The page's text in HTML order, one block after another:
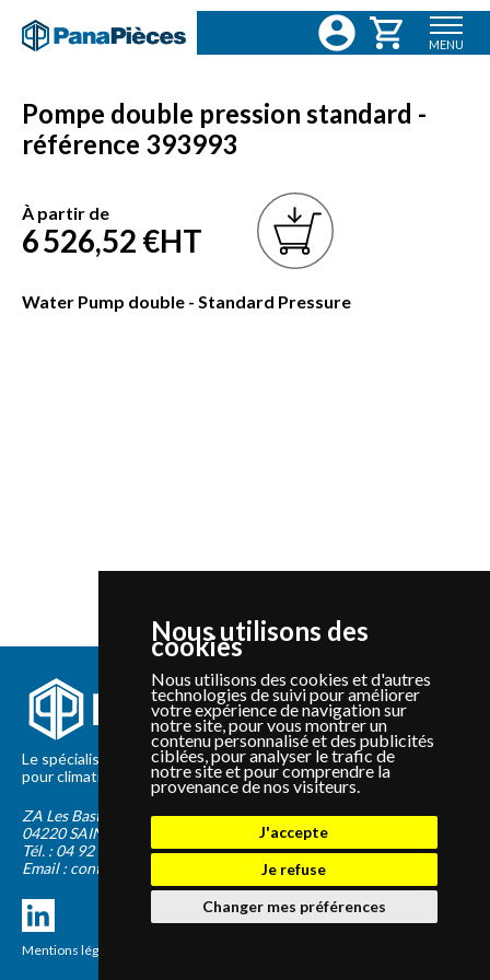
Nous utilisons des
cookies
Nous utilisons des cookies et d'autres
technologies de suivi pour améliorer
votre expérience de navigation sur
notre site, pour vous montrer un
contenu personnalisé et des publicités
ciblées, pour analyser le trafic de
notre site et pour comprendre la
provenance de nos visiteurs.
J'accepte
Je refuse
Changer mes préférences
MENU
Pompe double pression standard -
référence 393993
À partir de
6 526,52 €HT
Water Pump double - Standard Pressure
Le spécialiste depuis 2012 de la vente de pièces détachées
pour climatisation et Pompe à Chaleur Panasonic et Sanyo
ZA Les Bastides Blanches
04220 SAINTE-TULLE
Tél. : 04 92 75 89 55
Email : contact@panapieces.com
Mentions légales